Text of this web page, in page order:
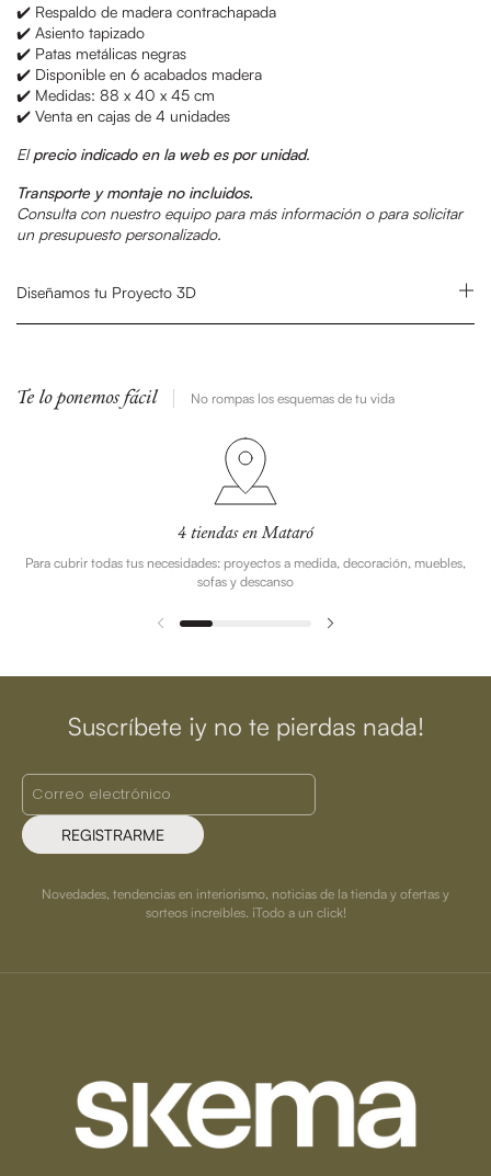
✔️ Respaldo de madera contrachapada
✔️ Asiento tapizado
✔️ Patas metálicas negras
✔️ Disponible en 6 acabados madera
✔️ Medidas: 88 x 40 x 45 cm
✔️ Venta en cajas de 4 unidades
Elprecio indicado en la web es por unidad.
Transporte y montaje no incluidos.
Consulta con nuestro equipo para más información o para solicitar
un presupuesto personalizado.
Diseñamos tu Proyecto 3D
Te lo ponemos fácil No rompas los esquemas de tu vida
4 tiendas en Mataró
Para cubrir todas tus necesidades: proyectos a medida, decoración, muebles,
sofas y descanso
Suscríbete ¡y no te pierdas nada!
REGISTRARME
Novedades, tendencias en interiorismo, noticias de la tienda y ofertas y
sorteos increíbles. ¡Todo a un click!